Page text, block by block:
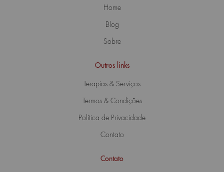
Home
Blog
Sobre
Outros links
Terapias & Serviços
Termos & Condições
Política de Privacidade
Contato
Contato